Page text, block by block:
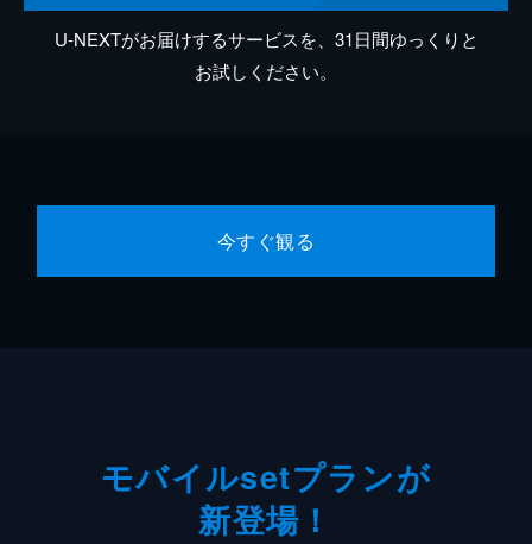
U-NEXTがお届けするサービスを、31日間ゆっくりと
お試しください。
今すぐ観る
モバイルsetプランが
新登場！